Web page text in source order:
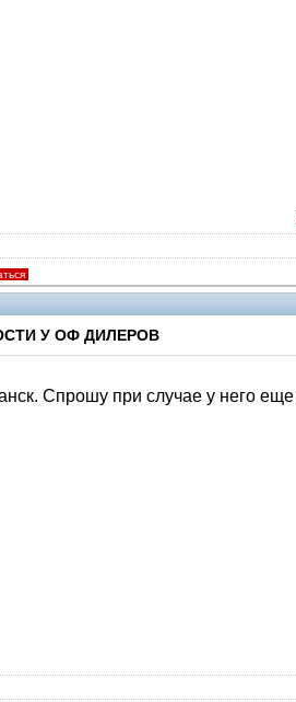
У ОФ ДИЛЕРОВ
Спрошу при случае у него еще